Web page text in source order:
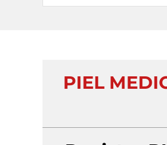
PIEL